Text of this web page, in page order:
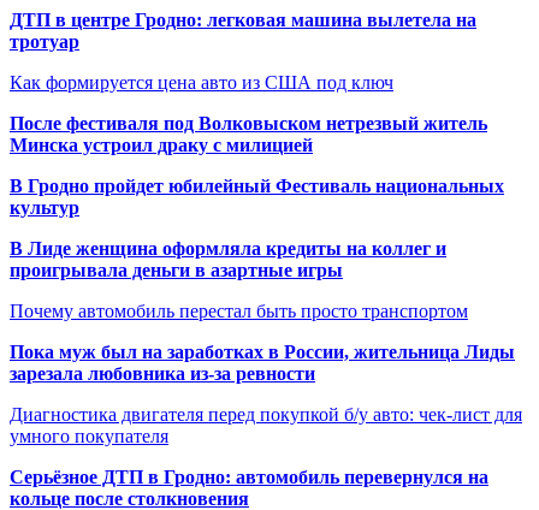
ДТП в центре Гродно: легковая машина вылетела на
тротуар
Как формируется цена авто из США под ключ
После фестиваля под Волковыском нетрезвый житель
Минска устроил драку с милицией
В Гродно пройдет юбилейный Фестиваль национальных
культур
В Лиде женщина оформляла кредиты на коллег и
проигрывала деньги в азартные игры
Почему автомобиль перестал быть просто транспортом
Пока муж был на заработках в России, жительница Лиды
зарезала любовника из-за ревности
Диагностика двигателя перед покупкой б/у авто: чек-лист для
умного покупателя
Серьёзное ДТП в Гродно: автомобиль перевернулся на
кольце после столкновения